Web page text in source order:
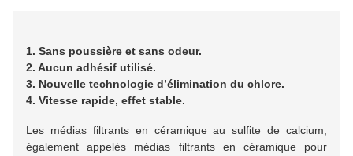
1. Sans poussière et sans odeur.
2. Aucun adhésif utilisé.
3. Nouvelle technologie d’élimination du chlore.
4. Vitesse rapide, effet stable.
Les médias filtrants en céramique au sulfite de calcium,
également appelés médias filtrants en céramique pour